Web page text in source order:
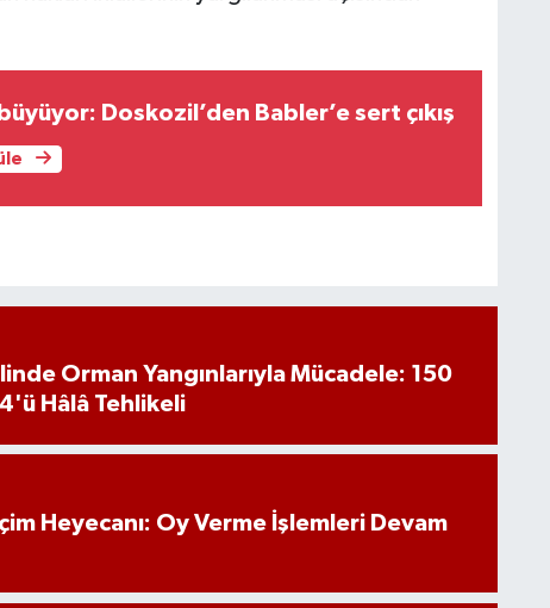
Doskozil’den Babler’e sert çıkış
Orman Yangınlarıyla Mücadele: 150
4'ü Hâlâ Tehlikeli
Heyecanı: Oy Verme İşlemleri Devam